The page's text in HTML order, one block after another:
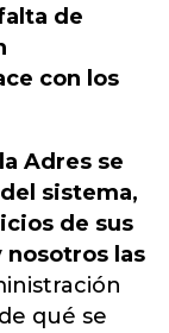
de
con los
Adres se
sistema,
de sus
nosotros las
qué se